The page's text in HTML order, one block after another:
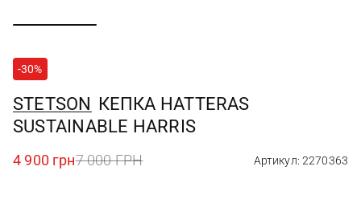
-30%
STETSON КЕПКА HATTERAS
SUSTAINABLE HARRIS
4 900 грн7 000 ГРН Артикул: 2270363